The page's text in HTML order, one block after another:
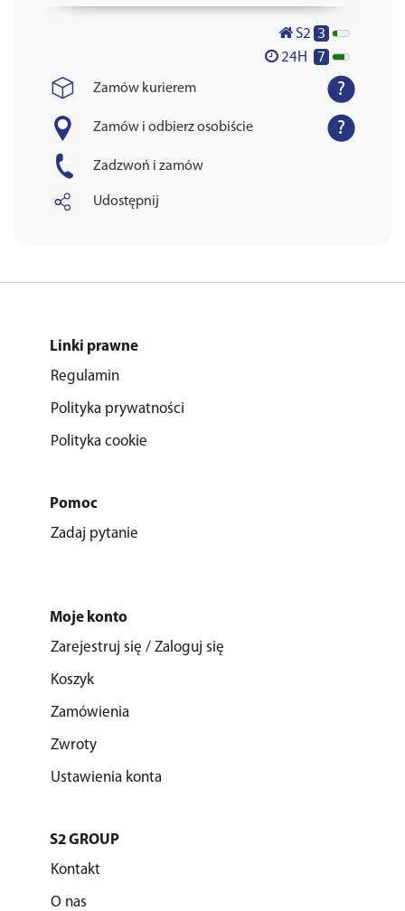
S2 3
24H 7
Zamów kurierem
Zamów i odbierz osobiście
Zadzwoń i zamów
Udostępnij
Linki prawne
Regulamin
Polityka prywatności
Polityka cookie
Pomoc
Zadaj pytanie
Moje konto
Zarejestruj się / Zaloguj się
Koszyk
Zamówienia
Zwroty
Ustawienia konta
S2 GROUP
Kontakt
O nas